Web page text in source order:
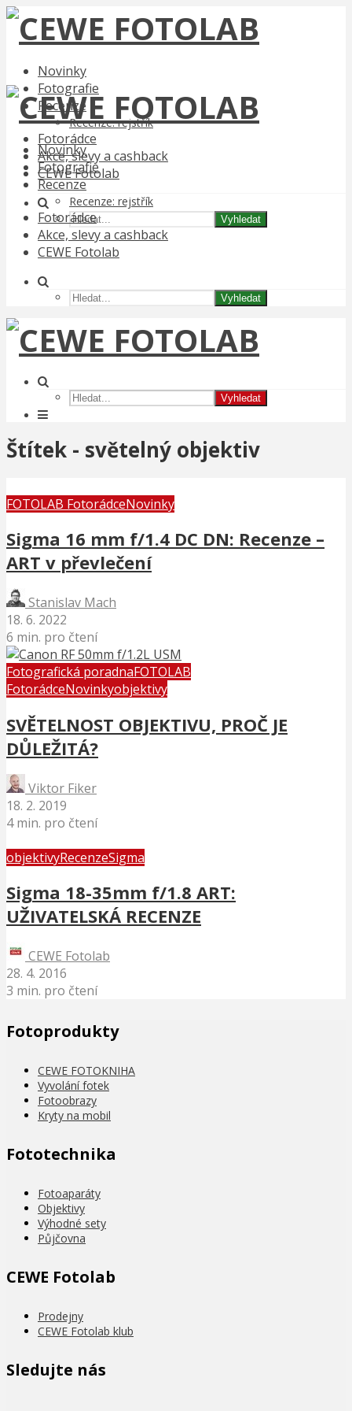
Novinky
Fotografie
Recenze
Recenze: rejstřík
Fotorádce
Akce, slevy a cashback
CEWE Fotolab
Vyhledat
Novinky
Fotografie
Recenze
Recenze: rejstřík
Fotorádce
Akce, slevy a cashback
CEWE Fotolab
Vyhledat
Vyhledat
Štítek - světelný objektiv
FOTOLAB FotorádceNovinky
Sigma 16 mm f/1.4 DC DN: Recenze –
ART v převlečení
Stanislav Mach
18. 6. 2022
6 min. pro čtení
Fotografická poradnaFOTOLAB
FotorádceNovinkyobjektivy
SVĚTELNOST OBJEKTIVU, PROČ JE
DŮLEŽITÁ?
Viktor Fiker
18. 2. 2019
4 min. pro čtení
objektivyRecenzeSigma
Sigma 18-35mm f/1.8 ART:
UŽIVATELSKÁ RECENZE
CEWE Fotolab
28. 4. 2016
3 min. pro čtení
Fotoprodukty
CEWE FOTOKNIHA
Vyvolání fotek
Fotoobrazy
Kryty na mobil
Fototechnika
Fotoaparáty
Objektivy
Výhodné sety
Půjčovna
CEWE Fotolab
Prodejny
CEWE Fotolab klub
Sledujte nás